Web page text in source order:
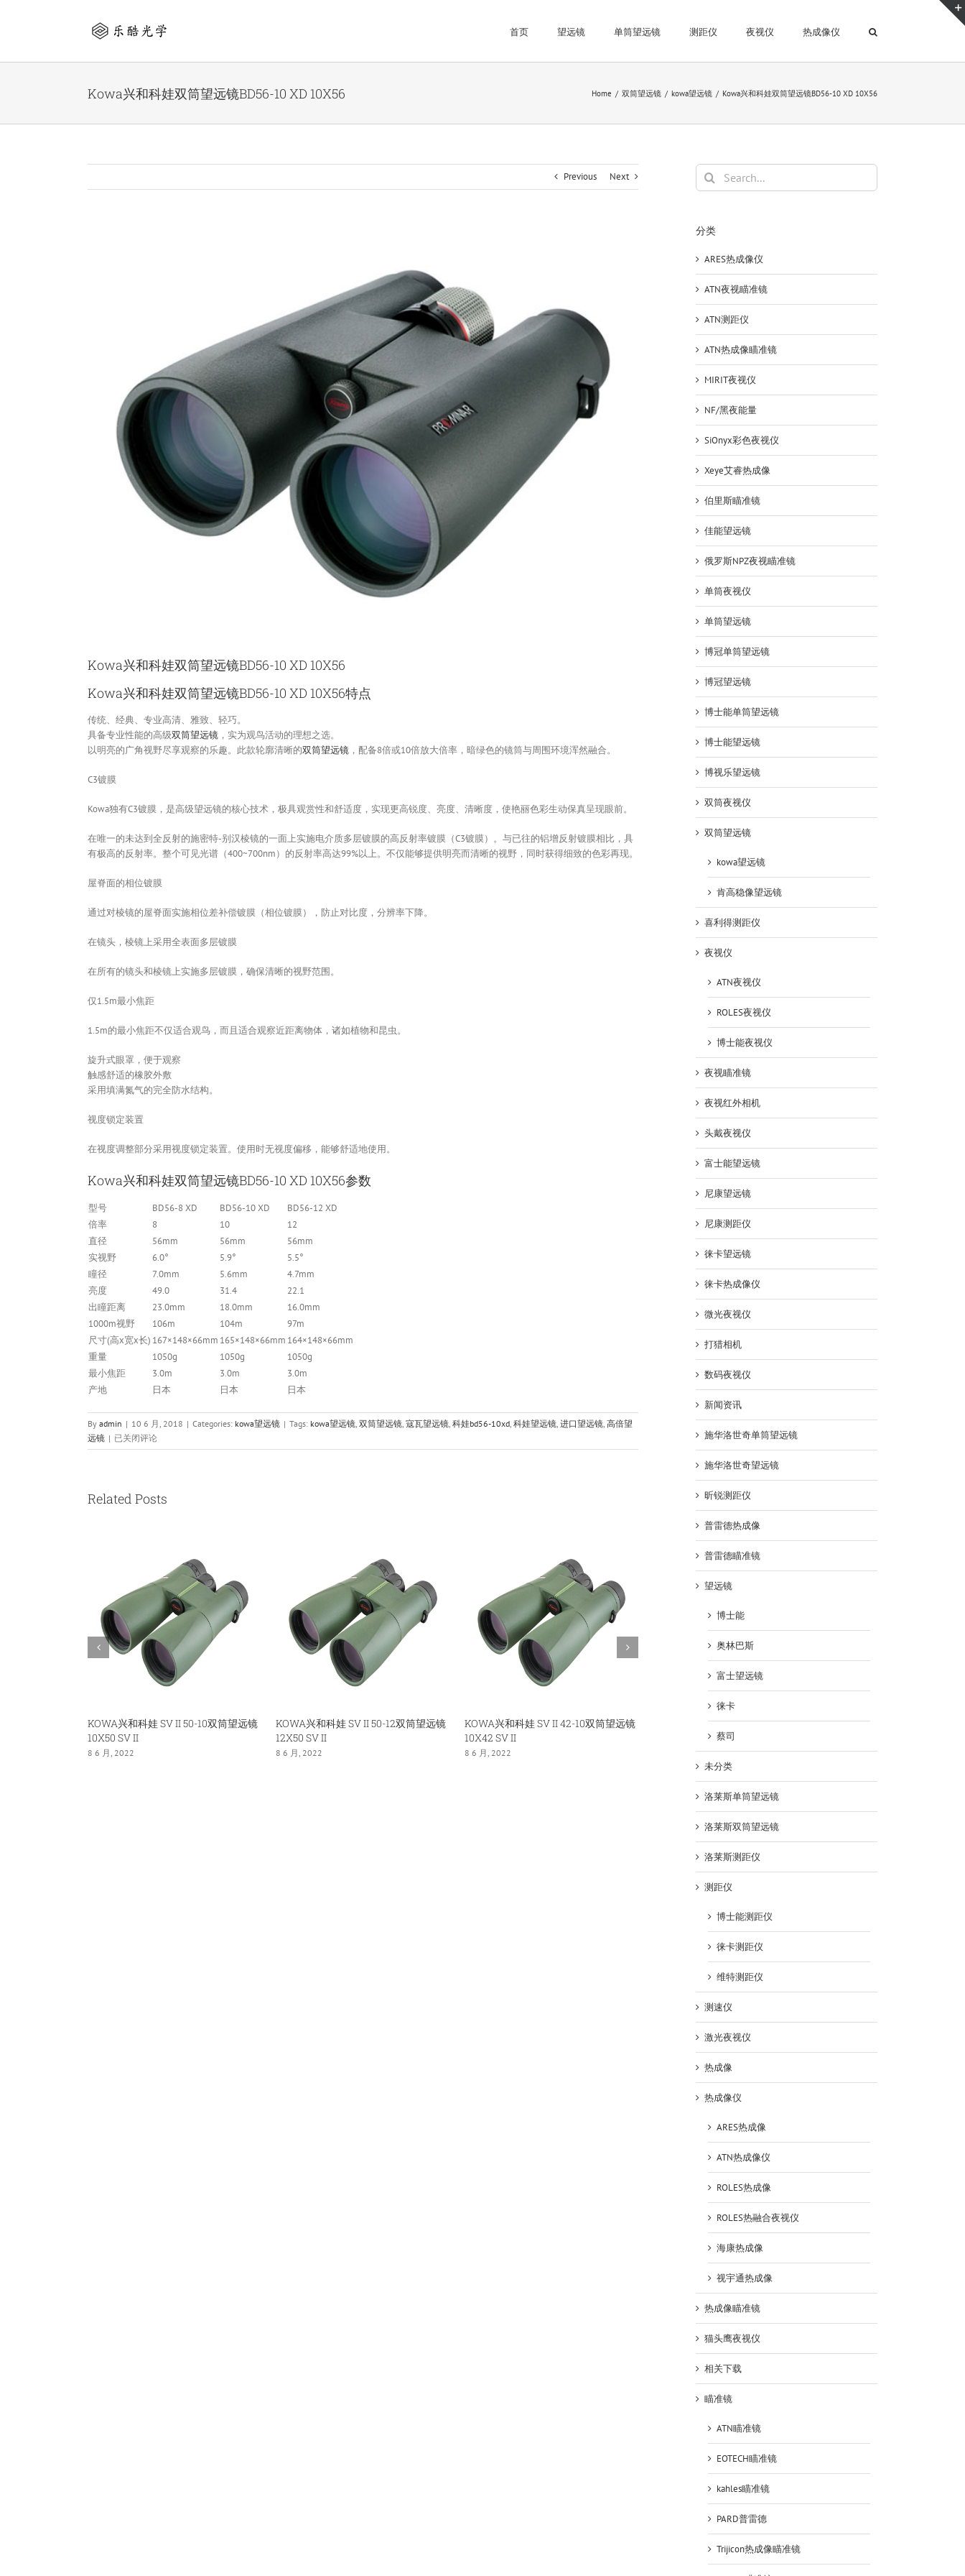
首页 望远镜 单筒望远镜 测距仪 夜视仪 热成像仪
Kowa兴和科娃双筒望远镜BD56-10 XD 10X56 Home 双筒望远镜 kowa望远镜 Kowa兴和科娃双筒望远镜BD56-10 XD 10X56
Previous Next
Kowa兴和科娃双筒望远镜BD56-10 XD 10X56
Kowa兴和科娃双筒望远镜BD56-10 XD 10X56特点
传统、经典、专业高清、雅致、轻巧。
具备专业性能的高级双筒望远镜 ，实为观鸟活动的理想之选。
以明亮的广角视野尽享观察的乐趣。此款轮廓清晰的双筒望远镜 ，配备8倍或10倍放大倍率，暗绿色的镜筒与周围环境浑然融合。
C3镀膜
Kowa独有C3镀膜，是高级望远镜的核心技术，极具观赏性和舒适度，实现更高锐度、亮度、清晰度，使艳丽色彩生动保真呈现眼前。
在唯一的未达到全反射的施密特-别汉棱镜的一面上实施电介质多层镀膜的高反射率镀膜（C3镀膜）。与已往的铝增反射镀膜相比，具
有极高的反射率。整个可见光谱（400~700nm）的反射率高达99%以上。不仅能够提供明亮而清晰的视野，同时获得细致的色彩再现。
屋脊面的相位镀膜
通过对棱镜的屋脊面实施相位差补偿镀膜（相位镀膜），防止对比度，分辨率下降。
在镜头，棱镜上采用全表面多层镀膜
在所有的镜头和棱镜上实施多层镀膜，确保清晰的视野范围。
仅1.5m最小焦距
1.5m的最小焦距不仅适合观鸟，而且适合观察近距离物体，诸如植物和昆虫。
旋升式眼罩，便于观察
触感舒适的橡胶外敷
采用填满氮气的完全防水结构。
视度锁定装置
在视度调整部分采用视度锁定装置。使用时无视度偏移，能够舒适地使用。
Kowa兴和科娃双筒望远镜BD56-10 XD 10X56参数
型号 BD56-8 XD BD56-10 XD
BD56-12 XD
倍率
8 10
12
直径
56mm 56mm
56mm
实视野
6.0° 5.9°
5.5°
瞳径
7.0mm 5.6mm
4.7mm
亮度
49.0 31.4
22.1
出瞳距离
23.0mm 18.0mm
16.0mm
1000m视野
106m 104m
97m
尺寸(高x宽x长) 167×148×66mm 165×148×66mm 164×148×66mm
重量
1050g 1050g
1050g
最小焦距
3.0m 3.0m
3.0m
产地
日本 日本 日本
By admin | 10 6 月, 2018 | Categories: kowa望远镜 | Tags: kowa望远镜 双筒望远镜 寇瓦望远镜 科娃bd56-10xd 科娃望远镜 进口望远镜 高倍望
远镜 | Kowa
兴
娃
10
XD
10X56
已关闭评论
Related Posts
KOWA兴和科娃 SV II 50-10双筒望远镜
10X50 SV II
8 6 月, 2022
KOWA兴和科娃 SV II 50-12双筒望远镜
12X50 SV II
8 6 月, 2022
KOWA兴和科娃 SV II 42-10双筒望远镜
10X42 SV II
8 6 月, 2022
KOWA兴和科娃 SV II 42-8双筒望远镜
8 6 月, 2022
KOWA兴和科娃 SV II 32-8
8 6 月, 2022
Search
for:
分类
ARES热成像仪
ATN夜视瞄准镜
ATN测距仪
ATN热成像瞄准镜
MIRIT夜视仪
NF/黑夜能量
SiOnyx彩色夜视仪
Xeye艾睿热成像
伯里斯瞄准镜
佳能望远镜
俄罗斯NPZ夜视瞄准镜
单筒夜视仪
单筒望远镜
博冠单筒望远镜
博冠望远镜
博士能单筒望远镜
博士能望远镜
博视乐望远镜
双筒夜视仪
双筒望远镜
kowa望远镜
肯高稳像望远镜
喜利得测距仪
夜视仪
ATN夜视仪
ROLES夜视仪
博士能夜视仪
夜视瞄准镜
夜视红外相机
头戴夜视仪
富士能望远镜
尼康望远镜
尼康测距仪
徕卡望远镜
徕卡热成像仪
微光夜视仪
打猎相机
数码夜视仪
新闻资讯
施华洛世奇单筒望远镜
施华洛世奇望远镜
昕锐测距仪
普雷德热成像
普雷德瞄准镜
望远镜
博士能
奥林巴斯
富士望远镜
徕卡
蔡司
未分类
洛莱斯单筒望远镜
洛莱斯双筒望远镜
洛莱斯测距仪
测距仪
博士能测距仪
徕卡测距仪
维特测距仪
测速仪
激光夜视仪
热成像
热成像仪
ARES热成像
ATN热成像仪
ROLES热成像
ROLES热融合夜视仪
海康热成像
视宇通热成像
热成像瞄准镜
猫头鹰夜视仪
相关下载
瞄准镜
ATN瞄准镜
EOTECH瞄准镜
kahles瞄准镜
PARD普雷德
Trijicon热成像瞄准镜